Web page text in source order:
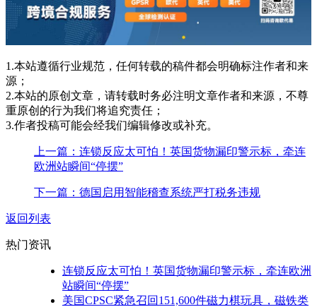
1.本站遵循行业规范，任何转载的稿件都会明确标注作者和来
源；
2.本站的原创文章，请转载时务必注明文章作者和来源，不尊
重原创的行为我们将追究责任；
3.作者投稿可能会经我们编辑修改或补充。
上一篇：连锁反应太可怕！英国货物漏印警示标，牵连
欧洲站瞬间“停摆”
下一篇：德国启用智能稽查系统严打税务违规
返回列表
热门资讯
连锁反应太可怕！英国货物漏印警示标，牵连欧洲
站瞬间“停摆”
美国CPSC紧急召回151,600件磁力棋玩具，磁铁类